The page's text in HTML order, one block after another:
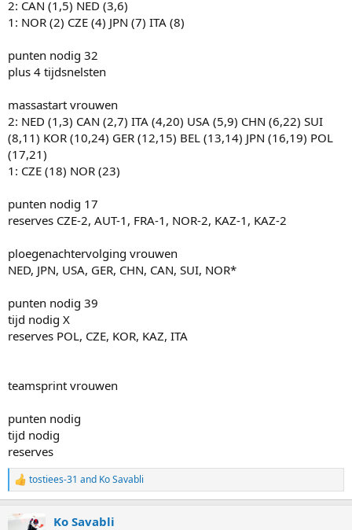
2: CAN (1,5) NED (3,6)
1: NOR (2) CZE (4) JPN (7) ITA (8)
punten nodig 32
plus 4 tijdsnelsten
massastart vrouwen
2: NED (1,3) CAN (2,7) ITA (4,20) USA (5,9) CHN (6,22) SUI
(8,11) KOR (10,24) GER (12,15) BEL (13,14) JPN (16,19) POL
(17,21)
1: CZE (18) NOR (23)
punten nodig 17
reserves CZE-2, AUT-1, FRA-1, NOR-2, KAZ-1, KAZ-2
ploegenachtervolging vrouwen
NED, JPN, USA, GER, CHN, CAN, SUI, NOR*
punten nodig 39
tijd nodig X
reserves POL, CZE, KOR, KAZ, ITA
teamsprint vrouwen
punten nodig
tijd nodig
reserves
R
e
c
tostiees-31 and Ko Savabli
Ko Savabli